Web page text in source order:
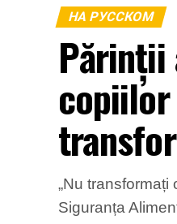
НА РУССКОМ
Părinții
copiilor
„Nu
Siguranța